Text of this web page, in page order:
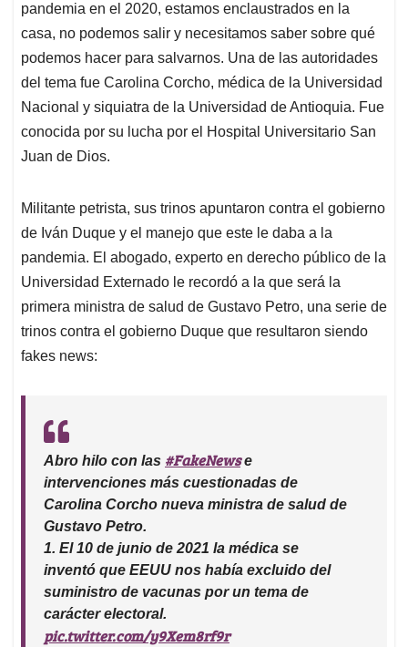
A
p
p
o
o
k
d
I
n
d
s
pandemia en el 2020, estamos enclaustrados en la
casa, no podemos salir y necesitamos saber sobre qué
podemos hacer para salvarnos. Una de las autoridades
del tema fue Carolina Corcho, médica de la Universidad
Nacional y siquiatra de la Universidad de Antioquia. Fue
conocida por su lucha por el Hospital Universitario San
Juan de Dios.
Militante petrista, sus trinos apuntaron contra el gobierno
de Iván Duque y el manejo que este le daba a la
pandemia. El abogado, experto en derecho público de la
Universidad Externado le recordó a la que será la
primera ministra de salud de Gustavo Petro, una serie de
trinos contra el gobierno Duque que resultaron siendo
fakes news:
Abro hilo con las #FakeNewse
intervenciones más cuestionadas de
Carolina Corcho nueva ministra de salud de
Gustavo Petro.
1. El 10 de junio de 2021 la médica se
inventó que EEUU nos había excluido del
suministro de vacunas por un tema de
carácter electoral.
pic.twitter.com/y9Xem8rf9r